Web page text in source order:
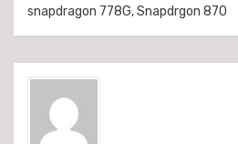
snapdragon 778G,Snapdrgon 870